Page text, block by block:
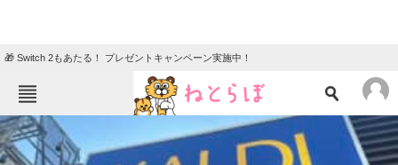
🎁 Switch 2もあたる！ プレゼントキャンペーン実施中！
ねとらぼメニュー
TOP ニュース